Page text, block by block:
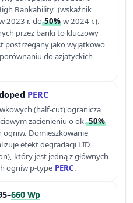
Bankability' (wskaźnik
2023 r. do50% w 2024 r.).
przez banki to kluczowy
postrzegany jako wyjątkowo
do azjatyckich
PERC
(half-cut) ogranicza
zacienieniu o ok.50%
Domieszkowanie
efekt degradacji LID
który jest jedną z głównych
ogniw p-type PERC.
660 Wp